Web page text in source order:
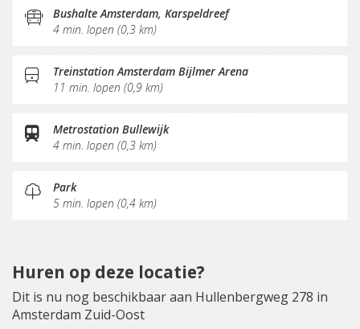
Vergaderplekken
Internetmogelijkheden
Glasvezel
Printservice
Sociaal hart
Restaurant Koffie/thee
Schoonmaak
Receptie
Bushalte Amsterdam, Karspeldreef
4 min. lopen (0,3 km)
Treinstation Amsterdam Bijlmer Arena
11 min. lopen (0,9 km)
Metrostation Bullewijk
4 min. lopen (0,3 km)
Park
5 min. lopen (0,4 km)
Huren op deze locatie?
Dit is nu nog beschikbaar aan Hullenbergweg 278 in
Amsterdam Zuid-Oost